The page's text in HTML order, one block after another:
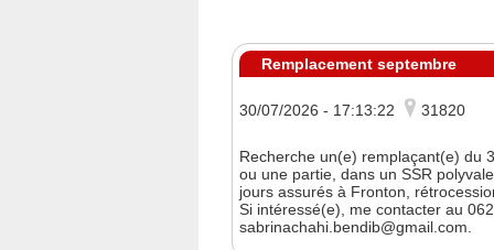
Remplacement septembre
30/07/2026 - 17:13:22 31820
Recherche un(e) remplaçant(e) du
ou une partie, dans un SSR
jours assurés à Fronton,
Si intéressé(e), me contacter au
sabrinachahi.bendib@gmail.com.